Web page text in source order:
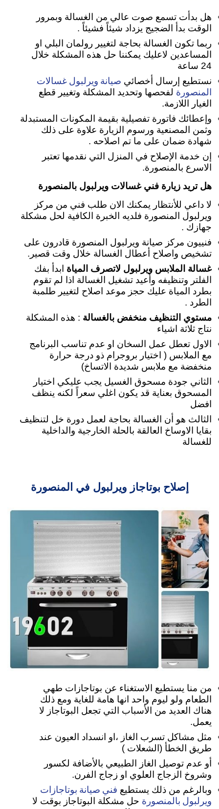
هل بدأت تسمع صوت عالي من الغسالة وبمرور
الوقت بدأ الضجيج يزداد شيئاً فشيئاً .
ربما تكون الغسالة بحاجة لتغيير رولمان البلي او
المساعدين لاعليك يمكننا حل هذه المشكلة خلال
24 ساعة
نستطيع إرسال أخصائي صيانة ويرلبول غسالات
المنصورة لفحصها وتحديد المشكلة وتغيير قطع
الغيار اللازمة.
وإعطائك فاتورة تفصيلية بقيمة المكونات المستبدلة
وثمن المصنعية ورسوم الزيارة علاوة على ذلك
شهادة ضمان على ما تم اصلاحه .
إن خدمة الإصلاح في المنزل التي نقدمها تعتبر
الاسرع بالمنصورة.
هل تريد زيارة فني غسالات ويرلبول بالمنصورة
لا داعي للأنتظار يمكنك الان طلب فني من مركز
ويرلبول المنصورة فلديه الخبرة الكافية لحل مشكلة
جهازك .
فنييون مركز صيانة ويرلبول المنصورة قادرون على
تشخيص واصلاح أعطال الغسالة خلال وقت قصير.
غسالة الملابس ويرلبول لاتصرف المياة ابدأ بفك
الفلتر وتنظيفه وأعيد تشغيل الغسالة اذا لم تقوم
بطرد المياة عليك حجز موعد اصلاح لتغيير طلمبة
الطرد .
مستوي التنظيف منخفض بالغسالة : هذه المشكلة
نتاج ثلاثة اشياء
الاول تعطل عمل السخان او عدم تناسب البرنامج
مع الملابس ( اختيار بروجرام ذو درجة حرارة
منخفضة مع ملابس شديدة الاتساخ)
الثاني جودة مسحوق الغسيل يجب عليكي اختيار
المسحوق بعناية قد يكون اغلي سعراً لكنه ينظف
افضل
الثالث هو أن الغسالة بحاجة لعمل دورة خل لتنظيف
بقايا الاوساخ العالقة بالحلة الخارجية والداخلية
للغسالة
إصلاح بوتاجاز ويرلبول في المنصورة
من منا يستطيع الاستغناء عن بوتاجازات طهي
الطعام ولو ليوم واحد انها هامة للغاية ومع ذلك
هناك العديد من الأسباب التي تجعل البوتاجاز لا
يعمل.
مثل مشاكل تسرب الغاز ،او انسداد العيون عند
طريق الخطأ (الشعلات )
أو عدم توصيل الغاز الطبيعي بالأضافة لكسور
وشروخ الزجاج العلوي او زجاج الفرن.
وبالرغم من ذلك يستطيع فني صيانة بوتاجازات
ويرلبول بالمنصورة حل مشكلة البوتاجاز بوقت لا